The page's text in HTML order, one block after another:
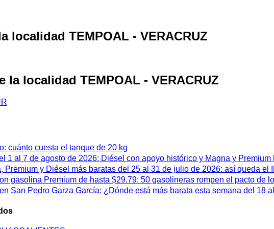
localidad TEMPOAL - VERACRUZ
la localidad TEMPOAL - VERACRUZ
cuánto cuesta el tanque de 20 kg
1 al 7 de agosto de 2026: Diésel con apoyo histórico y Magna y Premium
Premium y Diésel más baratas del 25 al 31 de julio de 2026: así queda el
gasolina Premium de hasta $29.79: 50 gasolineras rompen el pacto de
San Pedro Garza García: ¿Dónde está más barata esta semana del 18